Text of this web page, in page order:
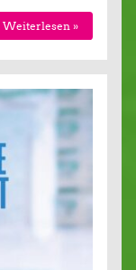
Weiterlesen »